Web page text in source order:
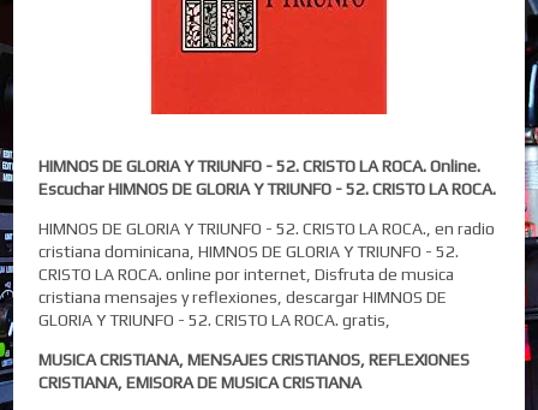
HIMNOS DE GLORIA Y TRIUNFO - 52. CRISTO LA ROCA. Online.
Escuchar HIMNOS DE GLORIA Y TRIUNFO - 52. CRISTO LA ROCA.
HIMNOS DE GLORIA Y TRIUNFO - 52. CRISTO LA ROCA., en radio
cristiana dominicana, HIMNOS DE GLORIA Y TRIUNFO - 52.
CRISTO LA ROCA. online por internet, Disfruta de musica
cristiana mensajes y reflexiones, descargar HIMNOS DE
GLORIA Y TRIUNFO - 52. CRISTO LA ROCA. gratis,
MUSICA CRISTIANA, MENSAJES CRISTIANOS, REFLEXIONES
CRISTIANA, EMISORA DE MUSICA CRISTIANA